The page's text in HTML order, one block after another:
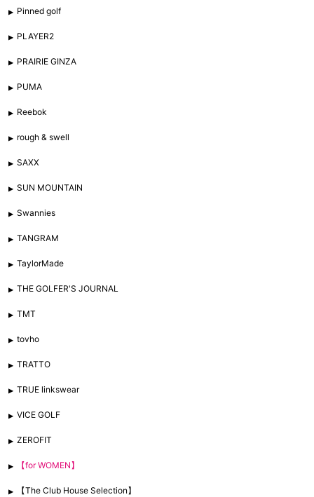
Pinned golf
PLAYER2
PRAIRIE GINZA
PUMA
Reebok
rough & swell
SAXX
SUN MOUNTAIN
Swannies
TANGRAM
TaylorMade
THE GOLFER'S JOURNAL
TMT
tovho
TRATTO
TRUE linkswear
VICE GOLF
ZEROFIT
【for WOMEN】
【The Club House Selection】